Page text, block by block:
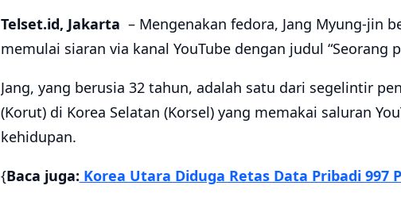
Telset.id, Jakarta – Mengenakan fedora, Jang Myung-jin
memulai siaran via kanal YouTube dengan judul “Seorang
Jang, yang berusia 32 tahun, adalah satu dari segelintir
(Korut) di Korea Selatan (Korsel) yang memakai saluran
kehidupan.
{Baca juga: Korea Utara Diduga Retas Data Pribadi 997